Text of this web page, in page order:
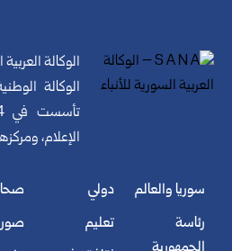
الوكالة
الوكالة
الإعلام،
سوريا والعالم
رئاسة
دولي
تعليم
صور